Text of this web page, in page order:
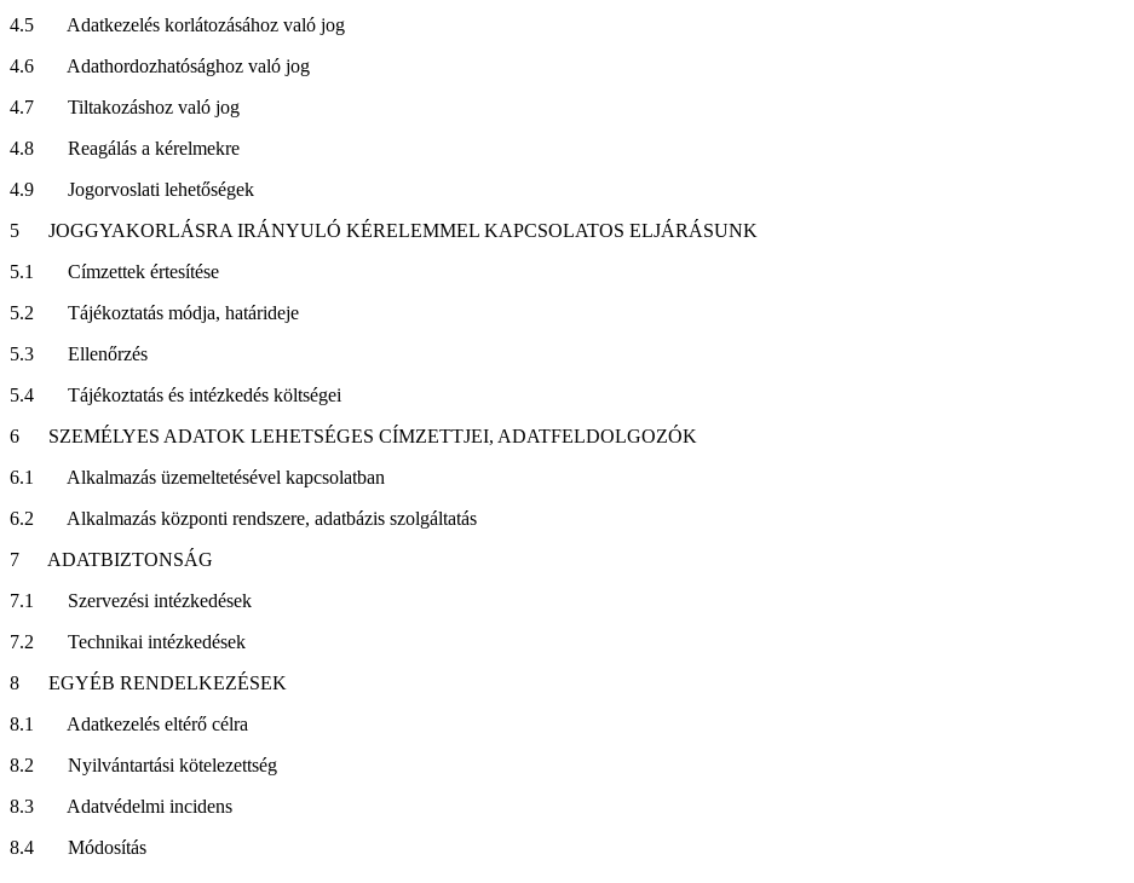
4.5
Adatkezelés korlátozásához való jog
4.6
Adathordozhatósághoz való jog
4.7
Tiltakozáshoz való jog
4.8
Reagálás a kérelmekre
4.9
Jogorvoslati lehetőségek
5
JOGGYAKORLÁSRA IRÁNYULÓ KÉRELEMMEL KAPCSOLATOS ELJÁRÁSUNK
5.1
Címzettek értesítése
5.2
Tájékoztatás módja, határideje
5.3
Ellenőrzés
5.4
Tájékoztatás és intézkedés költségei
6
SZEMÉLYES ADATOK LEHETSÉGES CÍMZETTJEI, ADATFELDOLGOZÓK
6.1
Alkalmazás üzemeltetésével kapcsolatban
6.2
Alkalmazás központi rendszere, adatbázis szolgáltatás
7
ADATBIZTONSÁG
7.1
Szervezési intézkedések
7.2
Technikai intézkedések
8
EGYÉB RENDELKEZÉSEK
8.1
Adatkezelés eltérő célra
8.2
Nyilvántartási kötelezettség
8.3
Adatvédelmi incidens
8.4
Módosítás